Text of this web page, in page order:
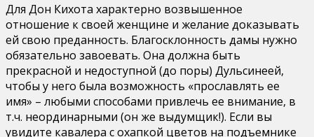
Для Дон Кихота характерно возвышенное
отношение к своей женщине и желание доказывать
ей свою преданность. Благосклонность дамы нужно
обязательно завоевать. Она должна быть
прекрасной и недоступной (до поры) Дульсинеей,
чтобы у него была возможность «прославлять ее
имя» – любыми способами привлечь ее внимание, в
т.ч. неординарными (он же выдумщик!). Если вы
увидите кавалера с охапкой цветов на подъемнике